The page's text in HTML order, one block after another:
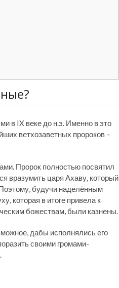
в IX веке до н.э. Именно в это
ветхозаветных пророков –
Пророк полностью посвятил
вразумить царя Ахаву, который
Поэтому, будучи наделённым
которая в итоге привела к
божествам, были казнены.
дабы исполнялись его
своими громами-